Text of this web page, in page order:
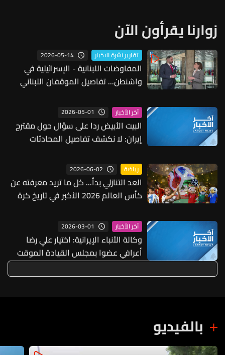
زوارنا يقرأون الآن
تقارير نشرة الاخبار 2026-05-14
المفاوضات اللبنانية - الإسرائيلية في
واشنطن... تفاصيل الموقفان اللبناني
آخر الأخبار 2026-05-01
البيت الأبيض ردا على سؤال حول مقترح
إيران: لا نكشف تفاصيل المحادثات
مستمرة
رياضة 2026-06-02
العد التنازلي بدأ... كل ما تريد معرفته عن
كأس العالم 2026 الأكبر في تاريخ كرة
آخر الأخبار 2026-03-01
وكالة الأنباء الإيرانية: اختيار علي رضا
أعرافي عضوا بمجلس القيادة الموقت
مع بزشكيان ورئيس السلطة القضائية
بالفيديو